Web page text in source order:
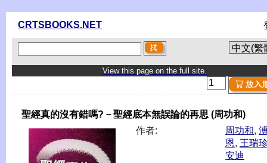
CRTSBOOKS.NET
View this page on the full site.
聖經真的沒有錯嗎?－聖經底本無誤論的再思 (周功和)
作者:
周功和,
恩, 王瑞
安迪